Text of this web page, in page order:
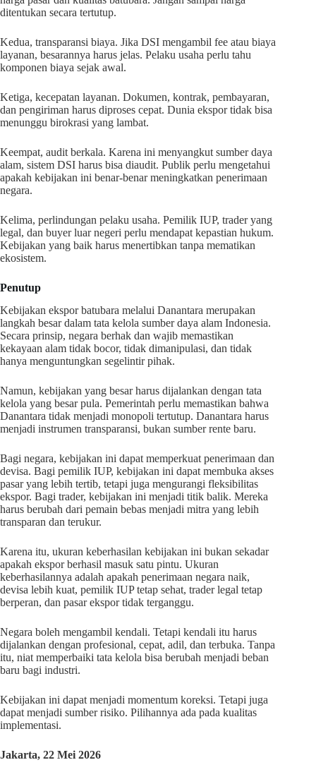
ditentukan secara tertutup.
Kedua, transparansi biaya. Jika DSI mengambil fee atau biaya
layanan, besarannya harus jelas. Pelaku usaha perlu tahu
komponen biaya sejak awal.
Ketiga, kecepatan layanan. Dokumen, kontrak, pembayaran,
dan pengiriman harus diproses cepat. Dunia ekspor tidak bisa
menunggu birokrasi yang lambat.
Keempat, audit berkala. Karena ini menyangkut sumber daya
alam, sistem DSI harus bisa diaudit. Publik perlu mengetahui
apakah kebijakan ini benar-benar meningkatkan penerimaan
negara.
Kelima, perlindungan pelaku usaha. Pemilik IUP, trader yang
legal, dan buyer luar negeri perlu mendapat kepastian hukum.
Kebijakan yang baik harus menertibkan tanpa mematikan
ekosistem.
Penutup
Kebijakan ekspor batubara melalui Danantara merupakan
langkah besar dalam tata kelola sumber daya alam Indonesia.
Secara prinsip, negara berhak dan wajib memastikan
kekayaan alam tidak bocor, tidak dimanipulasi, dan tidak
hanya menguntungkan segelintir pihak.
Namun, kebijakan yang besar harus dijalankan dengan tata
kelola yang besar pula. Pemerintah perlu memastikan bahwa
Danantara tidak menjadi monopoli tertutup. Danantara harus
menjadi instrumen transparansi, bukan sumber rente baru.
Bagi negara, kebijakan ini dapat memperkuat penerimaan dan
devisa. Bagi pemilik IUP, kebijakan ini dapat membuka akses
pasar yang lebih tertib, tetapi juga mengurangi fleksibilitas
ekspor. Bagi trader, kebijakan ini menjadi titik balik. Mereka
harus berubah dari pemain bebas menjadi mitra yang lebih
transparan dan terukur.
Karena itu, ukuran keberhasilan kebijakan ini bukan sekadar
apakah ekspor berhasil masuk satu pintu. Ukuran
keberhasilannya adalah apakah penerimaan negara naik,
devisa lebih kuat, pemilik IUP tetap sehat, trader legal tetap
berperan, dan pasar ekspor tidak terganggu.
Negara boleh mengambil kendali. Tetapi kendali itu harus
dijalankan dengan profesional, cepat, adil, dan terbuka. Tanpa
itu, niat memperbaiki tata kelola bisa berubah menjadi beban
baru bagi industri.
Kebijakan ini dapat menjadi momentum koreksi. Tetapi juga
dapat menjadi sumber risiko. Pilihannya ada pada kualitas
implementasi.
Jakarta, 22 Mei 2026